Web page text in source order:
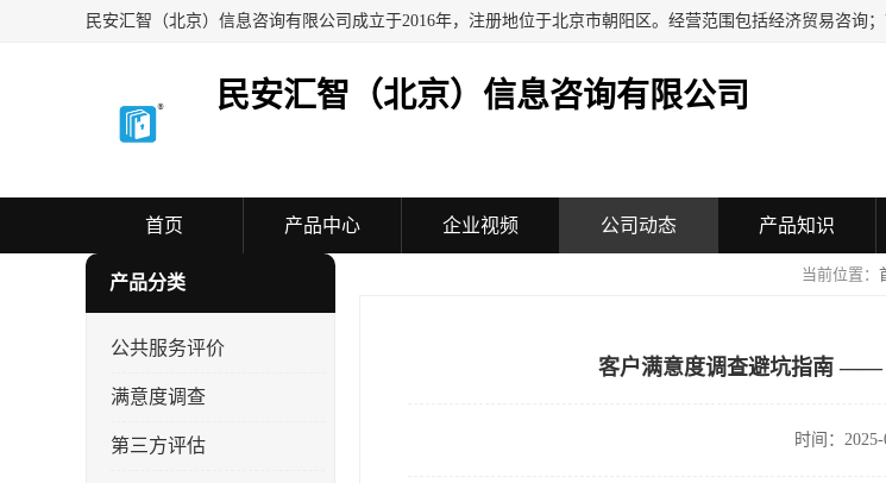
民安汇智（北京）信息咨询有限公司
首页 产品中心 企业视频 公司动态 产品知识
当前位置：
产品分类
公共服务评价
满意度调查
第三方评估
客户满意度调查避坑指南 ——
时间：